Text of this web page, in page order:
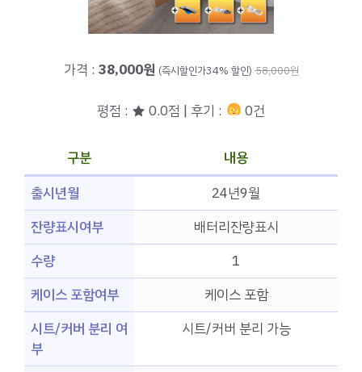
가격 : 38,000원 (즉시할인가34% 할인) 58,000원
평점 : ★ 0.0점 | 후기 : 0건
구분
내용
출시년월
24년9월
잔량표시여부
배터리잔량표시
수량
1
케이스 포함여부
케이스 포함
시트/커버 분리 여
부
시트/커버 분리 가능